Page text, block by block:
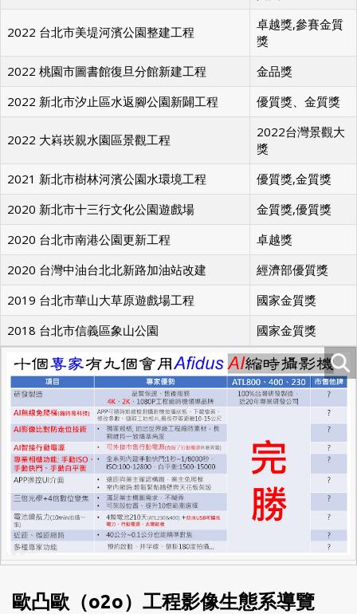
2022 台北市美堤河濱公園整建工程
卓越獎,參賽金質
獎
2022 桃園市圖書館復旦分館新建工程
金品獎
2022 新北市汐止區水返腳公園新闢工程
優質獎、金質獎
2022 大嵙崁親水園區景觀工程
2022台灣景觀大
獎
2021 新北市樹林河濱公園水環境工程
優質獎,金質獎
2020 新北市十三行文化公園遊戲場
金質獎,優質獎
2020 台北市南港公園更新工程
卓越獎
2020 台灣中油台北北新路加油站改建
經濟部優質獎
2019 台北市華山大草原遊戲場工程
國家金質獎
2018 台北市信義區象山公園
國家金質獎
歐凸歐（o2o）工程影像生態系導覽